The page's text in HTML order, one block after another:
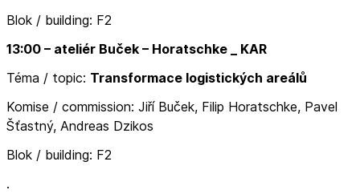
Blok / building: F2
13:00 – ateliér Buček – Horatschke _ KAR
Téma / topic: Transformace logistických areálů
Komise / commission: Jiří Buček, Filip Horatschke, Pavel
Šťastný, Andreas Dzikos
Blok / building: F2
.